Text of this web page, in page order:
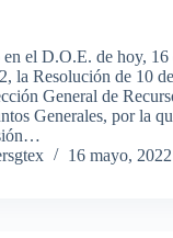
en el D.O.E. de hoy, 16
la Resolución de 10
General de
Generales, por la
16 mayo, 2022